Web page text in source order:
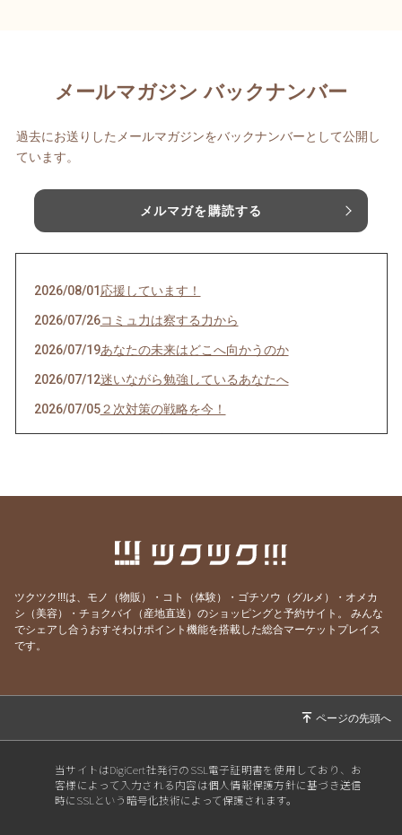
メールマガジン バックナンバー
過去にお送りしたメールマガジンをバックナンバーとして公開し
ています。
メルマガを購読する
2026/08/01 応援しています！
2026/07/26コミュ力は察する力から
2026/07/19あなたの未来はどこへ向かうのか
2026/07/12迷いながら勉強しているあなたへ
2026/07/05２次対策の戦略を今！
2026/06/28マスクの副作用
2026/06/21新講座３つ、公開しました！
事例が迷子になる理由はSWOTにあり
2026/05/24不足の時代を生き抜く“無形の力”
2026/05/17
いますか？
支援先の成果を最大化する“聴く技術”を学ぼう
2026/04/19 「思考の癖」が暴れ出す季節
ツクツク!!!は、モノ（物販）・コト（体験）・ゴチソウ（グルメ）・オメカ
シ（美容）・チョクバイ（産地直送）のショッピングと予約サイト。
みんな
でシェアし合うおすそわけポイント機能を搭載した総合マーケットプレイス
です。
当サイトはDigiCert社発行のSSL電子証明書を使用しており、お
客様によって入力される内容は個人情報保護方針に基づき送信
時にSSLという暗号化技術によって保護されます。